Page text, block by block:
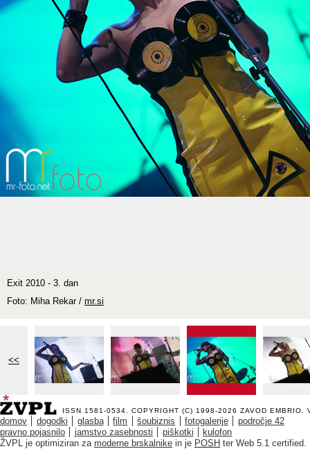
Exit 2010 - 3. dan
Foto: Miha Rekar / mr.si
<<
ISSN 1581-0534. COPYRIGHT (C) 1998-2026 ZAVOD EMBRIO .
domov dogodki glasba film šoubiznis fotogalerije
področje 42
pravno pojasnilo
jamstvo zasebnosti piškotki
kulofon
ŽVPL je optimiziran za moderne brskalnike in je POSH ter Web 5.1 certified.